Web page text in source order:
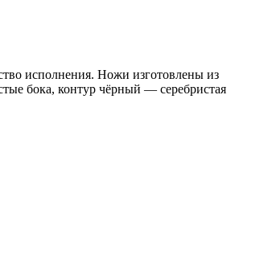
исполнения. Ножи изготовлены из
бока, контур чёрный — серебристая